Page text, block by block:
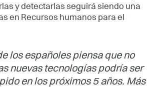
y detectarlas seguirá siendo una
en Recursos humanos para el
los españoles piensa que no
nuevas tecnologías podría ser
en los próximos 5 años. Más